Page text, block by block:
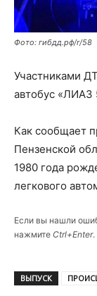
Фото: гибдд.рф/r/58
Участниками
автобус «ЛИАЗ
Как сообщает
Пензенской
1980 года
легкового
Если вы нашли
нажмите Ctrl+Enter.
ВЫПУСК